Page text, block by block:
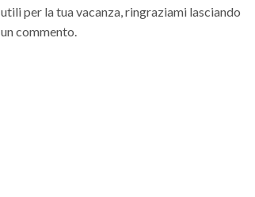
utili per la tua vacanza, ringraziami lasciando
un commento.